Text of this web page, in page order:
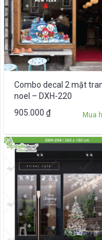
Combo decal 2 mặt
noel – DXH-220
905.000 ₫ Mua